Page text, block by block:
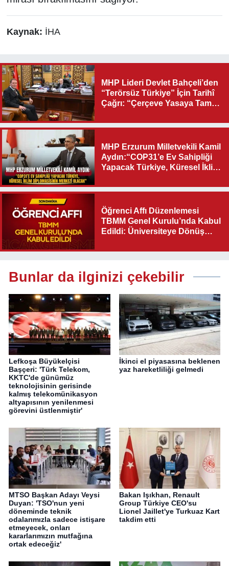
Kaynak: İHA
MHP Lideri Devlet Bahçeli’den
“Terörsüz Türkiye” İçin Tarihî
Çağrı: “Çerçeve Yasaya Tam
MHP Erzurum Milletvekili Kamil
Aydın:“COP31’e Ev Sahipliği
Yapacak Türkiye, Küresel İklim
Olacak"
Öğrenci Affı Düzenlemesi
TBMM Genel Kurulu’nda Kabul
Edildi: Üniversiteye Dönüş
Bunlar da ilginizi çekebilir
Lefkoşa Büyükelçisi
Başçeri: 'Türk Telekom,
KKTC'de günümüz
teknolojisinin gerisinde
kalmış telekomünikasyon
altyapısının yenilenmesi
görevini üstlenmiştir'
İkinci el piyasasına beklenen
yaz hareketliliği gelmedi
MTSO Başkan Adayı Veysi
Duyan: 'TSO'nun yeni
döneminde teknik
odalarımızla sadece istişare
etmeyecek, onları
kararlarımızın mutfağına
ortak edeceğiz'
Bakan Işıkhan, Renault
Group Türkiye CEO'su
Lionel Jaillet'ye Turkuaz Kart
takdim etti